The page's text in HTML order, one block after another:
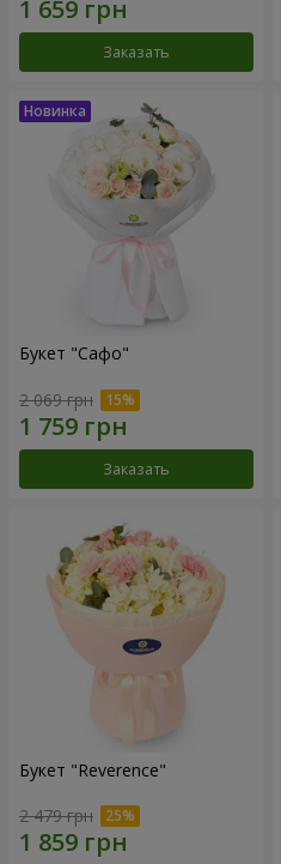
Заказать
Букет "Сафо"
2 069 грн
Заказать
Букет "Reverence"
2 479 грн